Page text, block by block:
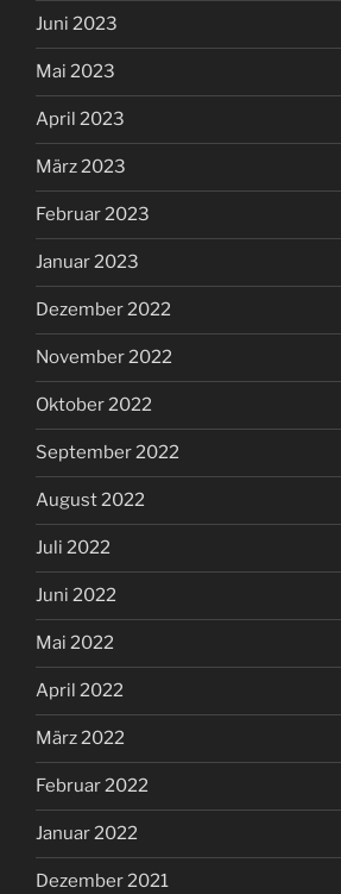
Juni 2023
Mai 2023
April 2023
März 2023
Februar 2023
Januar 2023
Dezember 2022
November 2022
Oktober 2022
September 2022
August 2022
Juli 2022
Juni 2022
Mai 2022
April 2022
März 2022
Februar 2022
Januar 2022
Dezember 2021